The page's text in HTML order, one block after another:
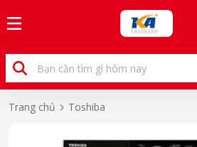
Trang chủ Toshiba